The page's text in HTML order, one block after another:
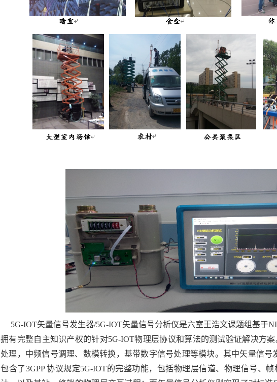
5G-IOT矢量信号发生器/5G-IOT矢量信号分析仪是六室王浩文课题组基于NI
拥有完整自主知识产权的针对5G-IOT物理层协议和算法的测试验证解决方
处理，中频信号调理、数模转换，基带数字信号处理等模块。其中矢量信号
包含了3GPP协议规定5G-IOT的完整功能，包括物理层信道、物理信号、